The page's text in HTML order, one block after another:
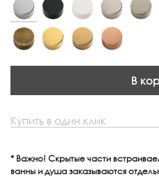
В
Купить в один клик
* Важно! Скрытые части
ванны и душа заказываются